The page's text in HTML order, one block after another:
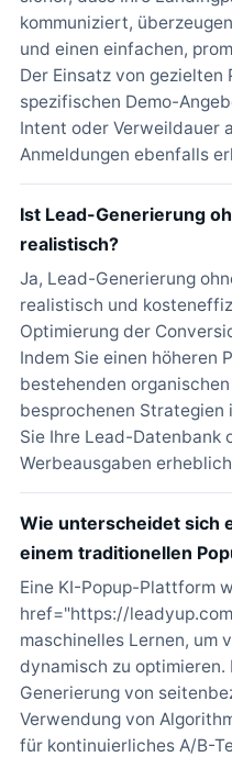
kommuniziert,
und einen einfachen,
Der Einsatz von gezielten
spezifischen Demo-
Intent oder Verweildauer
Anmeldungen ebenfalls
Ist Lead-Generierung
realistisch?
Ja, Lead-Generierung
realistisch und
Optimierung der
Indem Sie einen höheren
bestehenden
besprochenen Strategien
Sie Ihre Lead-Datenbank
Werbeausgaben
Wie unterscheidet sich
einem traditionellen
Eine KI-Popup-Plattform
href="https://
maschinelles Lernen, um
dynamisch zu optimieren.
Generierung von
Verwendung von
für kontinuierliches A/B-